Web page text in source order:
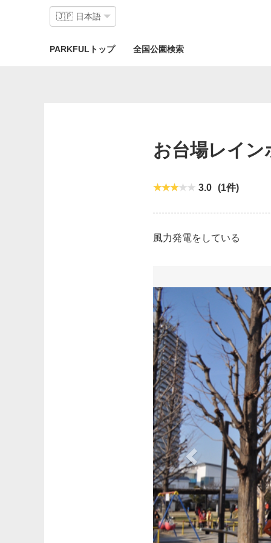
PARKFULトップ 全国公園検索
お台場レイン
3.0 (1件)
風力発電をしている